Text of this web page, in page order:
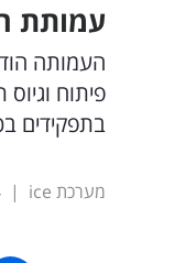
עמותת
פיתוח
בתפקידים
מערכת ice |